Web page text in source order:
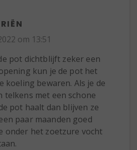
om 13:51
pot dichtblijft zeker een
kun je de pot het
koeling bewaren. Als je de
telkens met een schone
pot haalt dan blijven ze
paar maanden goed
onder het zoetzure vocht